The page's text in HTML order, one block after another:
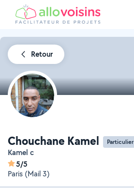
Retour
Chouchane Kamel Particulier
Kamel c
5/5
Paris (Mail 3)